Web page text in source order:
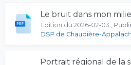
Le bruit dans mon
Édition du 2026-02-03 ,
DSP de Chaudière-
Portrait régional de la